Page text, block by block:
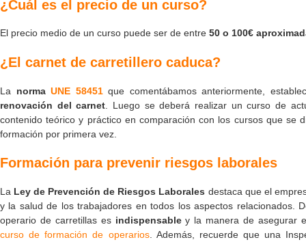
¿Cuál es el precio de un curso?
El precio medio de un curso puede ser de entre 50 o 100€
¿El carnet de carretillero caduca?
La normaUNE 58451que comentábamos anteriormente,
renovación del carnet . Luego se deberá realizar un curso de
contenido teórico y práctico en comparación con los cursos que se
formación por primera vez.
Formación para prevenir riesgos laborales
La Ley de Prevención de Riesgos Laborales destaca que el
y la salud de los trabajadores en todos los aspectos relacionados.
operario de carretillas es indispensabley la manera de asegurar
curso de formación de operarios. Además, recuerde que una